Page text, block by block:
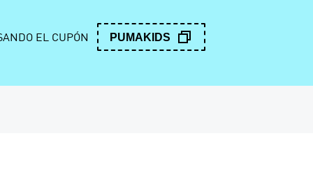
EL CUPÓN PUMAKIDS